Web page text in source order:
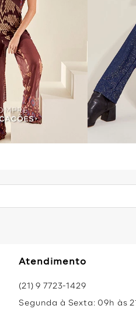
Atendimento
(21) 9 7723-1429
Segunda à Sexta: 09h às